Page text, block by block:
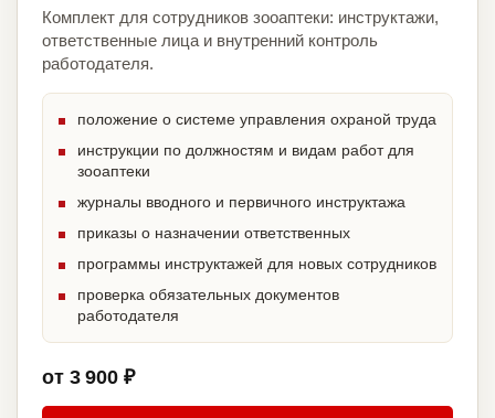
Комплект для сотрудников зооаптеки: инструктажи,
ответственные лица и внутренний контроль
работодателя.
положение о системе управления охраной труда
инструкции по должностям и видам работ для
зооаптеки
журналы вводного и первичного инструктажа
приказы о назначении ответственных
программы инструктажей для новых сотрудников
проверка обязательных документов
работодателя
от 3 900 ₽